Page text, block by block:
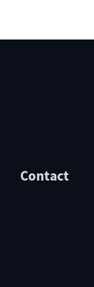
Contact